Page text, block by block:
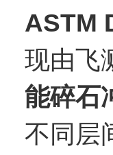
ASTM
现由飞
能碎石
不同层